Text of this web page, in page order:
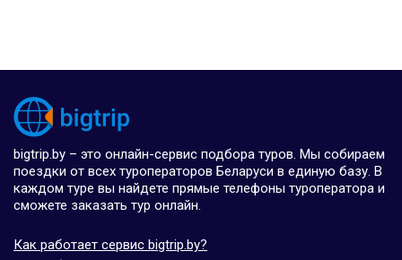
bigtrip.by – это онлайн-сервис подбора туров. Мы собираем
поездки от всех туроператоров Беларуси в единую базу. В
каждом туре вы найдете прямые телефоны туроператора и
сможете заказать тур онлайн.
Как работает сервис bigtrip.by?